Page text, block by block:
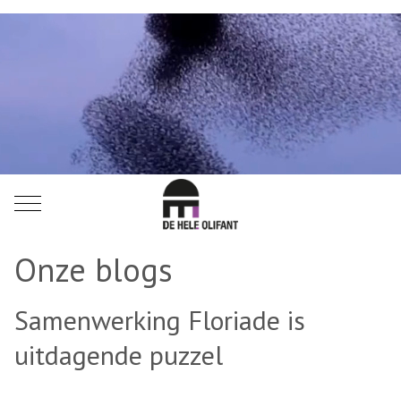
Mobile Menu Toggle
Onze blogs
Samenwerking Floriade is
uitdagende puzzel